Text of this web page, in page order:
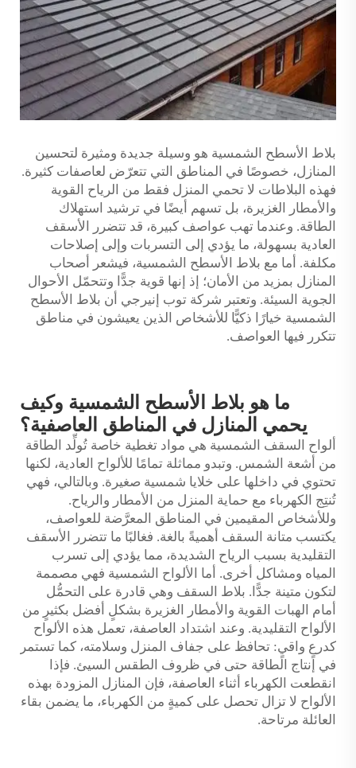
بلاط الأسطح الشمسية هو وسيلة جديدة ومثيرة لتحسين
المنازل، خصوصًا في المناطق التي تتعرّض لعاصفات كثيرة.
فهذه البلاطات لا تحمي المنزل فقط من الرياح القوية
والأمطار الغزيرة، بل تسهم أيضًا في ترشيد استهلاك
الطاقة. وعندما تهب عواصف كبيرة، قد تتضرر الأسقف
العادية بسهولة، ما يؤدي إلى التسربات وإلى إصلاحات
مكلفة. أما مع بلاط الأسطح الشمسية، فيشعر أصحاب
المنازل بمزيد من الأمان؛ إذ إنها قوية جدًّا وتتحمّل الأحوال
الجوية السيئة. وتعتبر شركة توب إنيرجي أن بلاط الأسطح
الشمسية خيارًا ذكيًّا للأشخاص الذين يعيشون في مناطق
تتكرر فيها العواصف.
ما هو بلاط الأسطح الشمسية وكيف
يحمي المنازل في المناطق العاصفية؟
ألواح السقف الشمسية هي مواد تغطية خاصة تُولِّد الطاقة
من أشعة الشمس. وتبدو مماثلة تمامًا للألواح العادية، لكنها
تحتوي في داخلها على خلايا شمسية صغيرة. وبالتالي، فهي
تُنتِج الكهرباء مع حماية المنزل من الأمطار والرياح.
وللأشخاص المقيمين في المناطق المعرَّضة للعواصف،
يكتسب متانة السقف أهميةً بالغة. فغالبًا ما تتضرر الأسقف
التقليدية بسبب الرياح الشديدة، مما يؤدي إلى تسرب
المياه ومشاكل أخرى. أما الألواح الشمسية فهي مصممة
لتكون متينة جدًّا. بلاط السقف وهي قادرة على التحمُّل
أمام الهبات القوية والأمطار الغزيرة بشكلٍ أفضل بكثيرٍ من
الألواح التقليدية. وعند اشتداد العاصفة، تعمل هذه الألواح
كدرعٍ واقيٍ: تحافظ على جفاف المنزل وسلامته، كما تستمر
في إنتاج الطاقة حتى في ظروف الطقس السيئ. فإذا
انقطعت الكهرباء أثناء العاصفة، فإن المنازل المزودة بهذه
الألواح لا تزال تحصل على كميةٍ من الكهرباء، ما يضمن بقاء
العائلة مرتاحة.